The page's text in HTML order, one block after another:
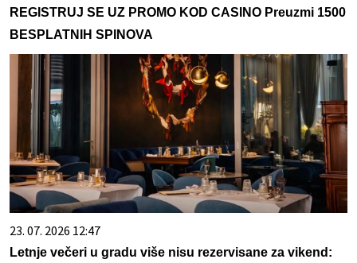
REGISTRUJ SE UZ PROMO KOD CASINO Preuzmi 1500
BESPLATNIH SPINOVA
23. 07. 2026 12:47
Letnje večeri u gradu više nisu rezervisane za vikend: